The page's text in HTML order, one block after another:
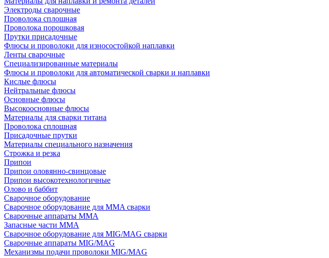
Электроды сварочные
Проволока сплошная
Проволока порошковая
Прутки присадочные
Флюсы и проволоки для износостойкой наплавки
Ленты сварочные
Специализированные материалы
Флюсы и проволоки для автоматической сварки и наплавки
Кислые флюсы
Нейтральные флюсы
Основные флюсы
Высокоосновные флюсы
Материалы для сварки титана
Проволока сплошная
Присадочные прутки
Материалы специального назначения
Строжка и резка
Припои
Припои оловянно-свинцовые
Припои высокотехнологичные
Олово и баббит
Сварочное оборудование
Сварочное оборудование для MMA сварки
Сварочные аппараты MMA
Запасные части MMA
Сварочное оборудование для MIG/MAG сварки
Сварочные аппараты MIG/MAG
Механизмы подачи проволоки MIG/MAG